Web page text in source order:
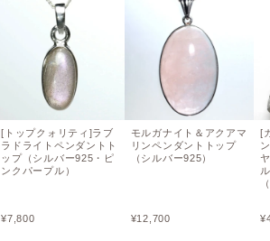
[トップクォリティ]ラブ
ラドライトペンダントト
ップ（シルバー925・ピ
ンクパープル）
¥7,800
モルガナイト＆アクアマ
リンペンダントトップ
（シルバー925）
¥12,700
[
¥